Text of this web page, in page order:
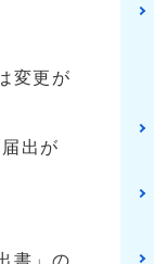
変更が
出が
書」の